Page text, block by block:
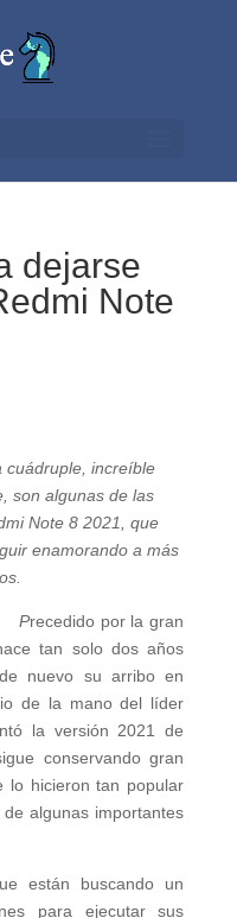
dejarse
Note
cuádruple, increíble
son algunas de las
Note 8 2021, que
enamorando a más
Precedido por la gran
tan solo dos años
nuevo su arribo en
de la mano del líder
la versión 2021 de
conservando gran
lo hicieron tan popular
algunas importantes
están buscando un
para ejecutar sus